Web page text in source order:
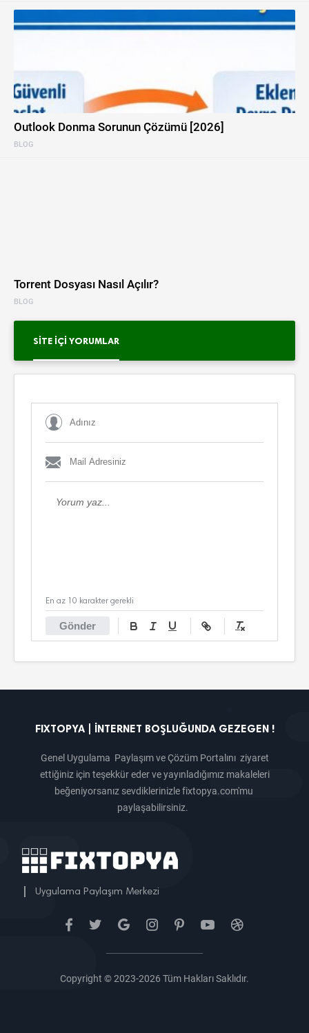
BLOG
Outlook Donma Sorunun Çözümü [2026]
BLOG
Torrent Dosyası Nasıl Açılır?
SITE İÇI YORUMLAR
Gönder
En az 10 karakter gerekli
FIXTOPYA | İNTERNET BOŞLUĞUNDA GEZEGEN !
Genel Uygulama Paylaşım ve Çözüm Portalını ziyaret
ettiğiniz için teşekkür eder ve yayınladığımız makaleleri
beğeniyorsanız sevdiklerinizle fixtopya.com'mu
paylaşabilirsiniz.
Uygulama Paylaşım Merkezi
Copyright © 2023-2026 Tüm Hakları Saklıdır.